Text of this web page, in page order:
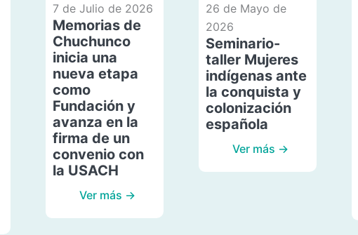
7 de Julio de 2026
Memorias de
Chuchunco
inicia una
nueva etapa
como
Fundación y
avanza en la
firma de un
convenio con
la USACH
Ver más →
26 de Mayo de
2026
Seminario-
taller Mujeres
indígenas ante
la conquista y
colonización
española
Ver más →